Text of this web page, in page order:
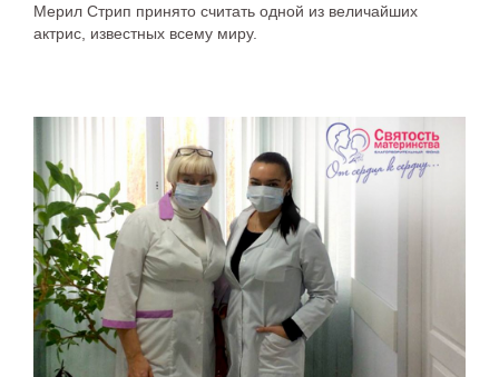
Мерил Стрип принято считать одной из величайших
актрис, известных всему миру.